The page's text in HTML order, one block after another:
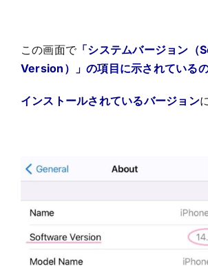
この画面で「システムバージョン（
Version）」の項目に示されているの
インストールされているバージョン